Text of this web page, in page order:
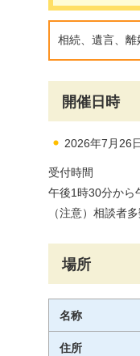
相続、遺言、離
開催日時
2026年7月26
受付時間
午後1時30分から
（注意）相談者
場所
名称
住所